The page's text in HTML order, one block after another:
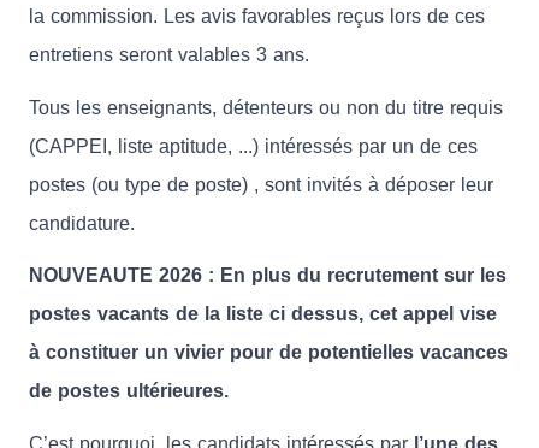
la commission. Les avis favorables reçus lors de ces
entretiens seront valables 3 ans.
Tous les enseignants, détenteurs ou non du titre requis
(CAPPEI, liste aptitude, ...) intéressés par un de ces
postes (ou type de poste) , sont invités à déposer leur
candidature.
NOUVEAUTE 2026 : En plus du recrutement sur les
postes vacants de la liste ci dessus, cet appel vise
à constituer un vivier pour de potentielles vacances
de postes ultérieures.
C’est pourquoi, les candidats intéressés par l’une des